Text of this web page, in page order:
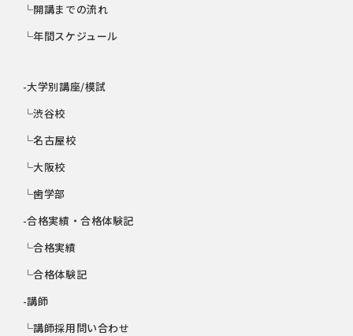
└開講までの流れ
└年間スケジュール
-大学別講座/模試
└渋谷校
└名古屋校
└大阪校
└歯学部
-合格実績・合格体験記
└合格実績
└合格体験記
-講師
└講師採用問い合わせ